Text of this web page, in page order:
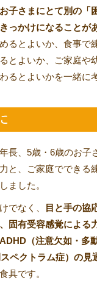
子さまにとて別の「
っかけになることが
るとよいか、食事で
とよいか、ご家庭や
るとよいかを一緒に
長、5歳・6歳のお子
と、ご家庭でできる
ました。
でなく、
目と手の協
固有受容感覚による
（注意欠如・多
ペクトラム症）の見
具です。